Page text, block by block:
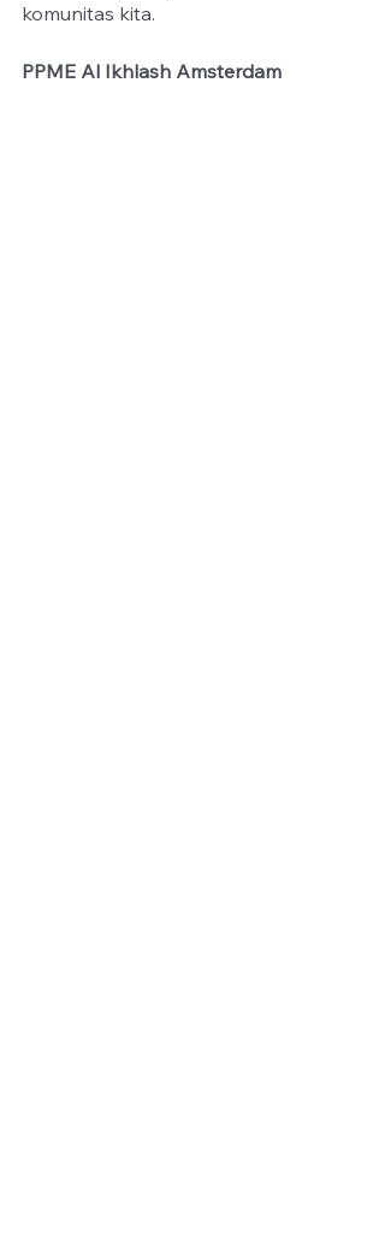
komunitas kita.
PPME Al Ikhlash Amsterdam